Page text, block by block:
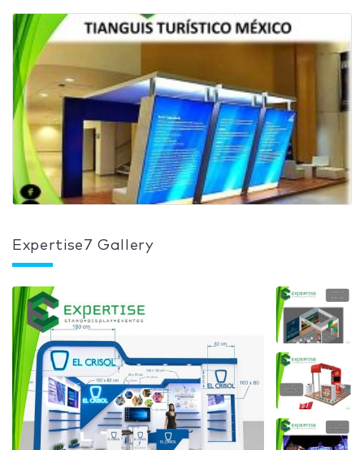
Expertise7 Gallery